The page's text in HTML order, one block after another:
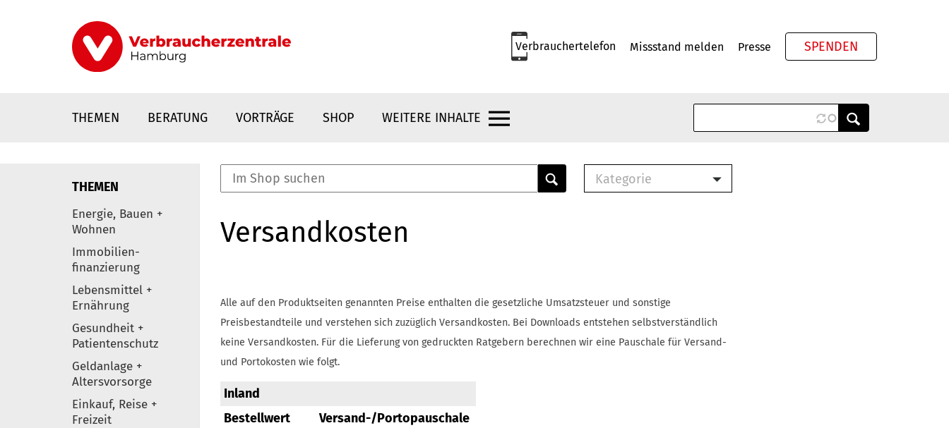
Verbrauchertelefon Missstand melden Presse SPENDEN
THEMEN BERATUNG VORTRÄGE SHOP WEITERE INHALTE
Elemente
THEMEN
Energie, Bauen +
Wohnen
Immobilien-
finanzierung
Lebensmittel +
Ernährung
Gesundheit +
Patientenschutz
Geldanlage +
Altersvorsorge
Einkauf, Reise +
Freizeit
Kategorie
Buch
Versandkosten
Alle auf den Produktseiten genannten Preise enthalten die gesetzliche Umsatzsteuer und sonstige
Preisbestandteile und verstehen sich zuzüglich Versandkosten. Bei Downloads entstehen selbstverständlich
keine Versandkosten. Für die Lieferung von gedruckten Ratgebern berechnen wir eine Pauschale für Versand-
und Portokosten wie folgt.
Inland
Bestellwert
Versand-/Portopauschale